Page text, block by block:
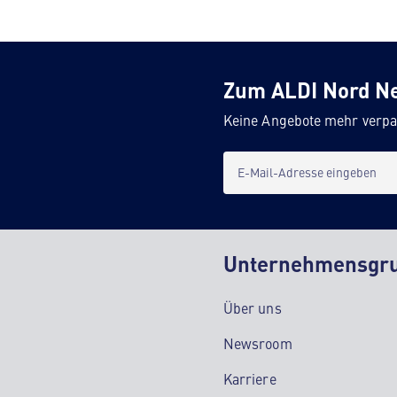
Zum ALDI Nord
Keine Angebote mehr
E-Mail-Adresse eingeben
Über uns
Newsroom
Karriere